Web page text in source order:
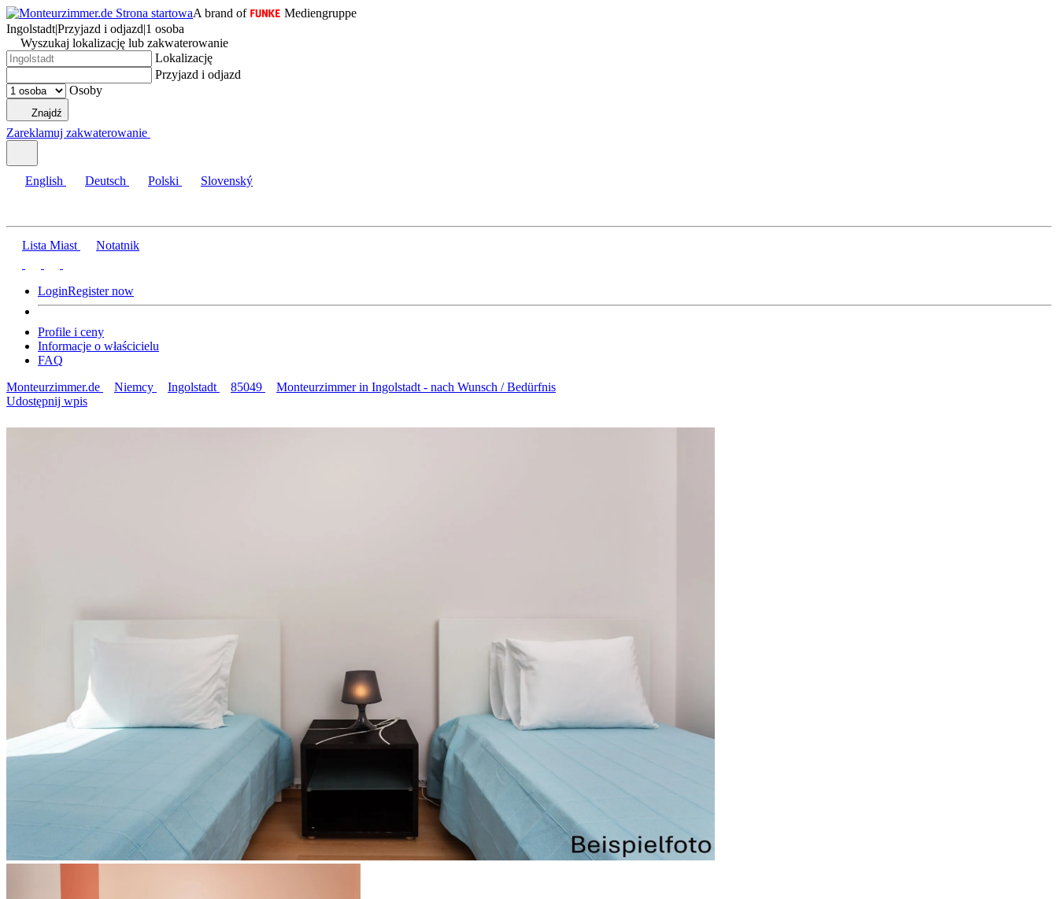
A brand of
Mediengruppe
Ingolstadt|Przyjazd i odjazd|1 osoba
Wyszukaj lokalizację lub zakwaterowanie
Lokalizację
Przyjazd i odjazd
Osoby
Znajdź
Zareklamuj zakwaterowanie
English Deutsch Polski Slovenský
Lista Miast Notatnik
LoginRegister now
Profile i ceny
Informacje o właścicielu
FAQ
Monteurzimmer.de
Niemcy Ingolstadt 85049
Monteurzimmer in Ingolstadt - nach Wunsch / Bedürfnis
Udostępnij wpis